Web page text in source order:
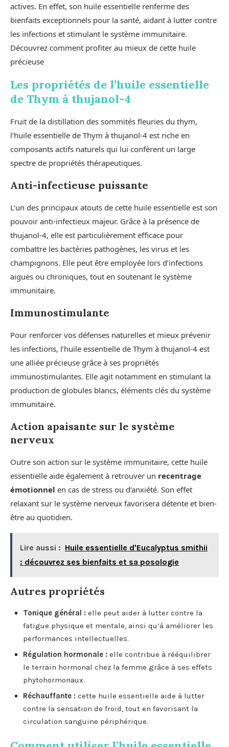
actives. En effet, son huile essentielle renferme des
bienfaits exceptionnels pour la santé, aidant à lutter contre
les infections et stimulant le système immunitaire.
Découvrez comment profiter au mieux de cette huile
précieuse
Les propriétés de l’huile essentielle
de Thym à thujanol-4
Fruit de la distillation des sommités fleuries du thym,
l’huile essentielle de Thym à thujanol-4 est riche en
composants actifs naturels qui lui confèrent un large
spectre de propriétés thérapeutiques.
Anti-infectieuse puissante
L’un des principaux atouts de cette huile essentielle est son
pouvoir anti-infectieux majeur. Grâce à la présence de
thujanol-4, elle est particulièrement efficace pour
combattre les bactéries pathogènes, les virus et les
champignons. Elle peut être employée lors d’infections
aiguës ou chroniques, tout en soutenant le système
immunitaire.
Immunostimulante
Pour renforcer vos défenses naturelles et mieux prévenir
les infections, l’huile essentielle de Thym à thujanol-4 est
une alliée précieuse grâce à ses propriétés
immunostimulantes. Elle agit notamment en stimulant la
production de globules blancs, éléments clés du système
immunitaire.
Action apaisante sur le système
nerveux
Outre son action sur le système immunitaire, cette huile
essentielle aide également à retrouver un recentrage
émotionnel en cas de stress ou d’anxiété. Son effet
relaxant sur le système nerveux favorisera détente et bien-
être au quotidien.
Lire aussi : Huile essentielle d'Eucalyptus smithii
: découvrez ses bienfaits et sa posologie
Autres propriétés
Tonique général : elle peut aider à lutter contre la
fatigue physique et mentale, ainsi qu’à améliorer les
performances intellectuelles.
Régulation hormonale : elle contribue à rééquilibrer
le terrain hormonal chez la femme grâce à ses effets
phytohormonaux.
Réchauffante : cette huile essentielle aide à lutter
contre la sensation de froid, tout en favorisant la
circulation sanguine périphérique.